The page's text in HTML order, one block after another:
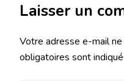
Laisser un
Votre adresse e-mail
obligatoires sont